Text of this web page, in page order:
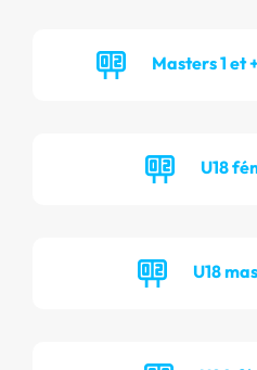
Masters 1 et
U18
U18